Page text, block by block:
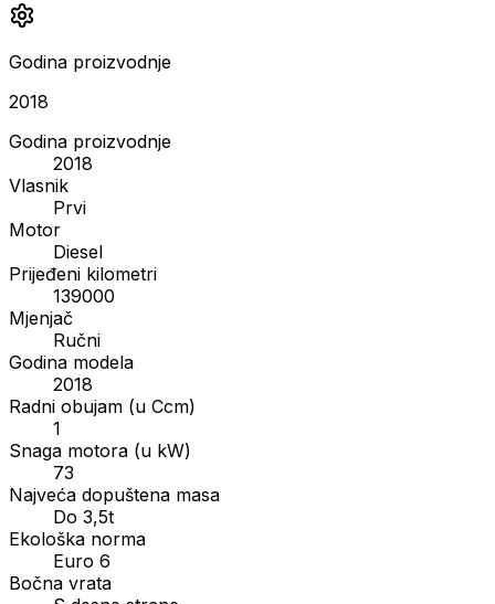
Godina proizvodnje
2018
Godina proizvodnje
2018
Vlasnik
Prvi
Motor
Diesel
Prijeđeni kilometri
139000
Mjenjač
Ručni
Godina modela
2018
Radni obujam (u Ccm)
1
Snaga motora (u kW)
73
Najveća dopuštena masa
Do 3,5t
Ekološka norma
Euro 6
Bočna vrata